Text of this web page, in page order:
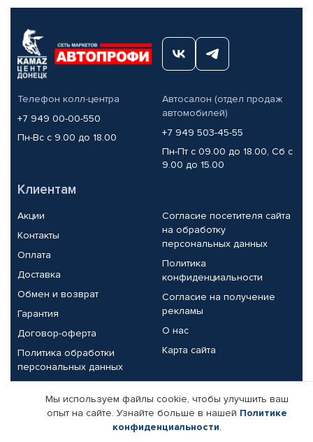
Телефон колл-центра
+7 949 00-00-550
Пн-Вс с 9.00 до 18.00
Автосалон (отдел продаж
автомобилей)
+7 949 503-45-55
Пн-Пт с 09.00 до 18.00, Сб с
9.00 до 15.00
Клиентам
Акции
Контакты
Оплата
Доставка
Обмен и возврат
Гарантия
Договор-оферта
Политика обработки
персональных данных
Согласие посетителя сайта
на обработку
персональных данных
Политика
конфиденциальности
Согласие на получение
рекламы
О нас
Карта сайта
Партнерам
Корпоративным клиентам
Реквизиты компании
Мы используем файлы cookie, чтобы улучшить ваш
опыт на сайте. Узнайте больше в нашей Политике
конфиденциальности.